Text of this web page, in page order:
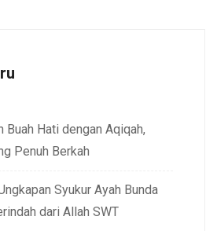
Buah Hati dengan Aqiqah,
Penuh Berkah
Syukur Ayah Bunda
dari Allah SWT